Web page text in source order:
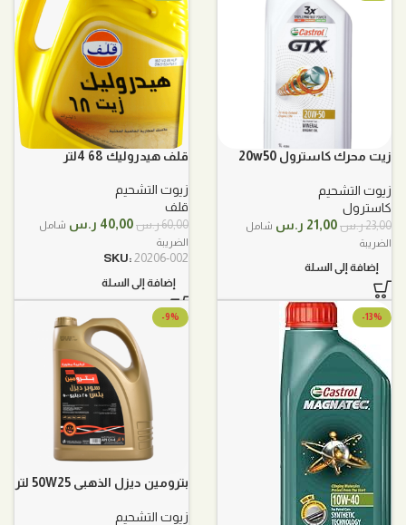
زيت محرك كاسترول 20w50
زيوت التشحيم
كاسترول
23,00ر.س السعر
23,00 ر.س.
21,00 ر.س السعر
شامل
الضريبة
إضافة إلى السلة
قلف هيدروليك 68 4لتر
زيوت التشحيم
قلف
60,00ر.س السعر
هو:
40,00 ر.س السعر
شامل
الضريبة
SKU: 20206-002
إضافة إلى السلة
-13%
-9%
بترومين ديزل الذهبي 50W25 لتر
زيوت التشحيم